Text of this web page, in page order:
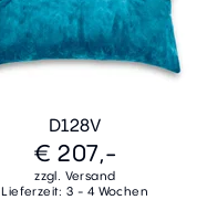
D128V
€ 207,-
zzgl. Versand
Lieferzeit: 3 - 4 Wochen